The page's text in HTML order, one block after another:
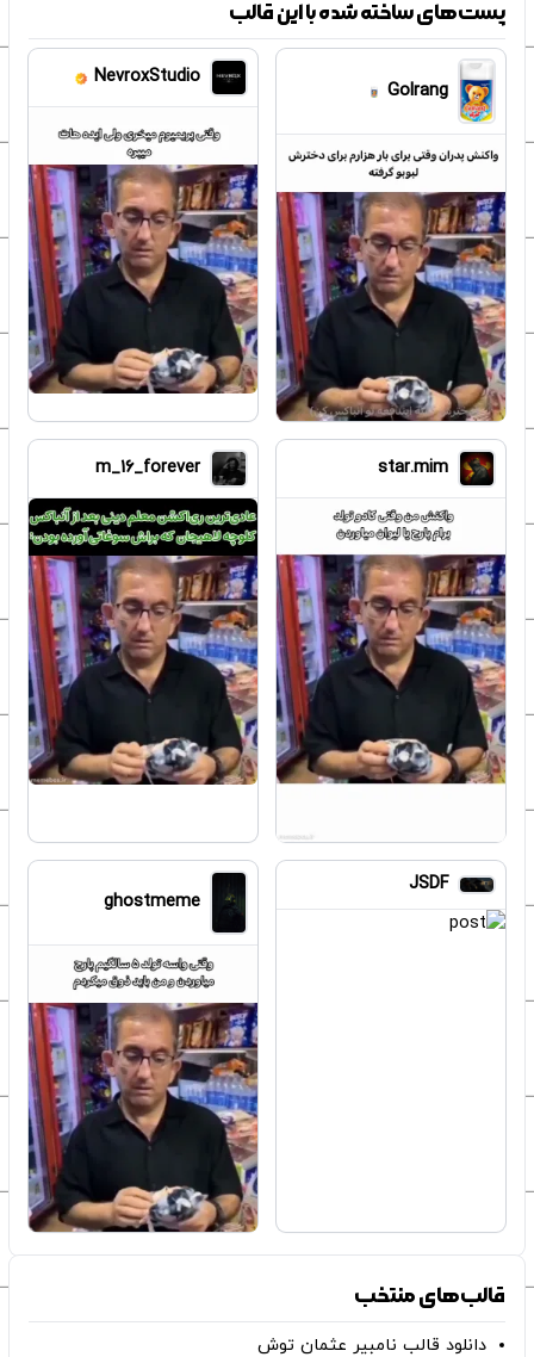
پست‌های ساخته شده با این قالب
Golrang
NevroxStudio
star.mim
m_16_forever
JSDF
ghostmeme
قالب‌های منتخب
دانلود قالب نامبیر عثمان ‌توش